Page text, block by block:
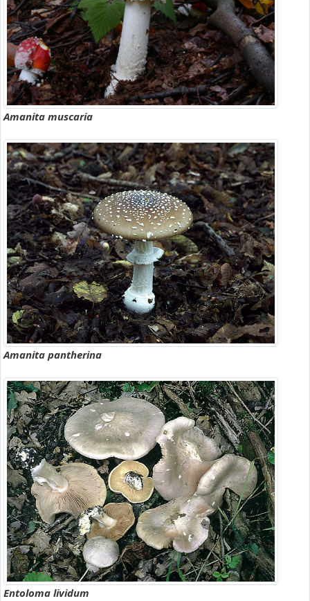
Amanita muscaria
Amanita pantherina
Entoloma lividum